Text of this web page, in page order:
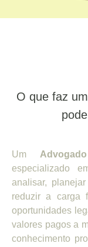
O que faz
Um
especializado
analisar,
reduzir a carga
oportunidades
valores pagos a
conhecimento